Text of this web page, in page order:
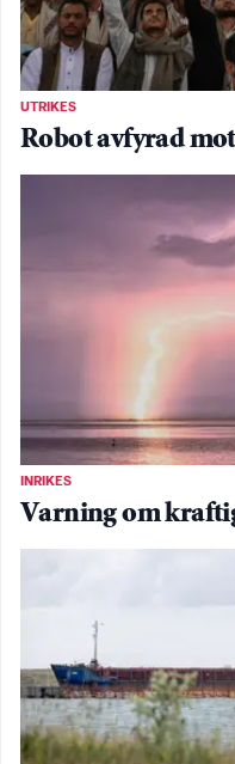
UTRIKES
Robot avfyrad
INRIKES
Varning om